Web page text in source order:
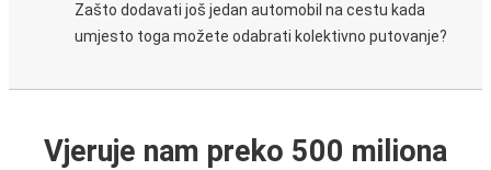
Zašto dodavati još jedan automobil na cestu kada
umjesto toga možete odabrati kolektivno putovanje?
Vjeruje nam preko 500 miliona